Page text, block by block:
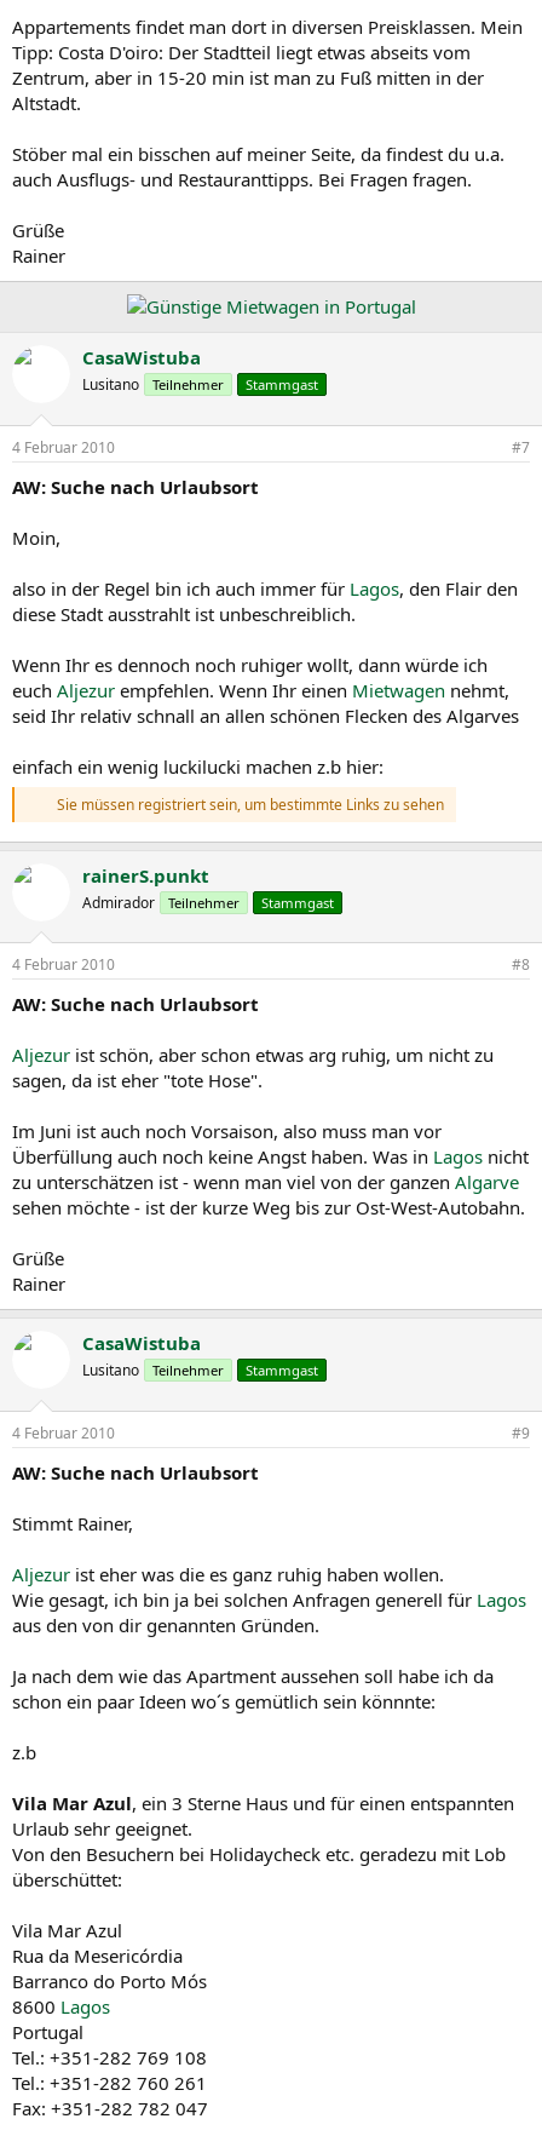
Appartements findet man dort in diversen Preisklassen. Mein
Tipp: Costa D'oiro: Der Stadtteil liegt etwas abseits vom
Zentrum, aber in 15-20 min ist man zu Fuß mitten in der
Altstadt.
Stöber mal ein bisschen auf meiner Seite, da findest du u.a.
auch Ausflugs- und Restauranttipps. Bei Fragen fragen.
Grüße
Rainer
CasaWistuba
Lusitano Teilnehmer Stammgast
4 Februar 2010 #7
AW: Suche nach Urlaubsort
Moin,
also in der Regel bin ich auch immer für Lagos, den Flair den
diese Stadt ausstrahlt ist unbeschreiblich.
Wenn Ihr es dennoch noch ruhiger wollt, dann würde ich
euch Aljezur empfehlen. Wenn Ihr einen Mietwagen nehmt,
seid Ihr relativ schnall an allen schönen Flecken des Algarves
einfach ein wenig luckilucki machen z.b hier:
Sie müssen registriert sein, um bestimmte Links zu sehen
rainerS.punkt
Admirador Teilnehmer Stammgast
4 Februar 2010 #8
AW: Suche nach Urlaubsort
Aljezur ist schön, aber schon etwas arg ruhig, um nicht zu
sagen, da ist eher "tote Hose".
Im Juni ist auch noch Vorsaison, also muss man vor
Überfüllung auch noch keine Angst haben. Was in Lagos nicht
zu unterschätzen ist - wenn man viel von der ganzen Algarve
sehen möchte - ist der kurze Weg bis zur Ost-West-Autobahn.
Grüße
Rainer
CasaWistuba
Lusitano Teilnehmer Stammgast
4 Februar 2010 #9
AW: Suche nach Urlaubsort
Stimmt Rainer,
Aljezur ist eher was die es ganz ruhig haben wollen.
Wie gesagt, ich bin ja bei solchen Anfragen generell für Lagos
aus den von dir genannten Gründen.
Ja nach dem wie das Apartment aussehen soll habe ich da
schon ein paar Ideen wo´s gemütlich sein könnnte:
z.b
Vila Mar Azul, ein 3 Sterne Haus und für einen entspannten
Urlaub sehr geeignet.
Von den Besuchern bei Holidaycheck etc. geradezu mit Lob
überschüttet:
Vila Mar Azul
Rua da Mesericórdia
Barranco do Porto Mós
8600 Lagos
Portugal
Tel.: +351-282 769 108
Tel.: +351-282 760 261
Fax: +351-282 782 047